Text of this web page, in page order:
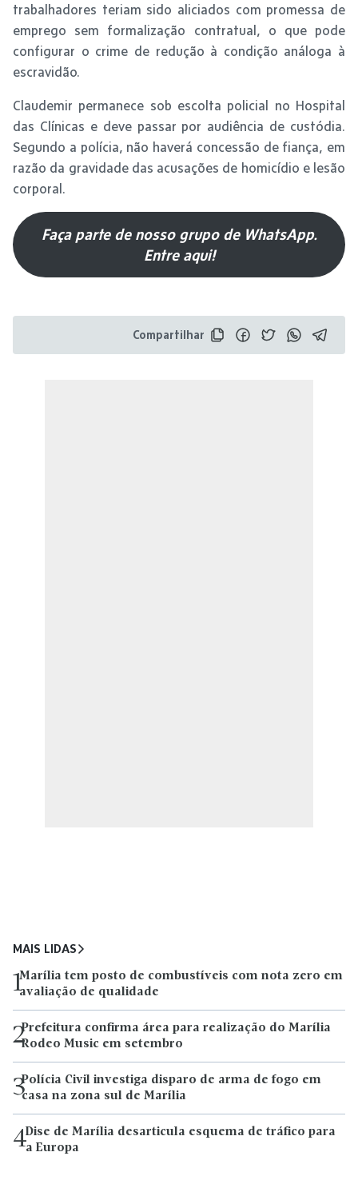
trabalhadores teriam sido aliciados com promessa de
emprego sem formalização contratual, o que pode
configurar o crime de redução à condição análoga à
escravidão.
Claudemir permanece sob escolta policial no Hospital
das Clínicas e deve passar por audiência de custódia.
Segundo a polícia, não haverá concessão de fiança, em
razão da gravidade das acusações de homicídio e lesão
corporal.
Faça parte de nosso grupo de WhatsApp.
Entre aqui!
Compartilhar
MAIS LIDAS
1Marília tem posto de combustíveis com nota zero em
avaliação de qualidade
2Prefeitura confirma área para realização do Marília
Rodeo Music em setembro
3Polícia Civil investiga disparo de arma de fogo em
casa na zona sul de Marília
4Dise de Marília desarticula esquema de tráfico para
a Europa